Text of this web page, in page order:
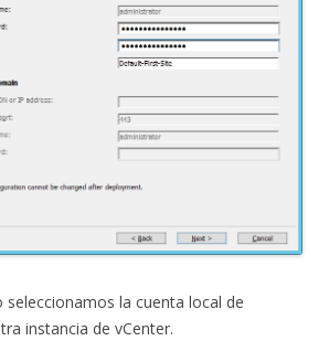
seleccionamos la cuenta local de
instancia de vCenter.